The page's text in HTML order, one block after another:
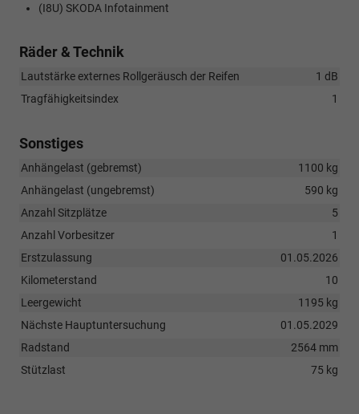
(I8U) SKODA Infotainment
Räder & Technik
Lautstärke externes Rollgeräusch der Reifen
1 dB
Tragfähigkeitsindex
1
Sonstiges
Anhängelast (gebremst)
1100 kg
Anhängelast (ungebremst)
590 kg
Anzahl Sitzplätze
5
Anzahl Vorbesitzer
1
Erstzulassung
01.05.2026
Kilometerstand
10
Leergewicht
1195 kg
Nächste Hauptuntersuchung
01.05.2029
Radstand
2564 mm
Stützlast
75 kg